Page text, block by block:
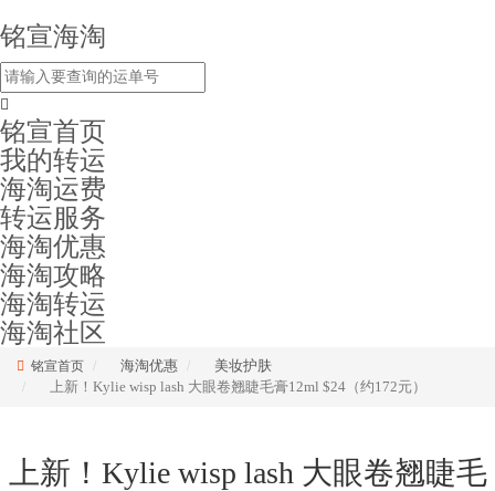
铭宣海淘
铭宣首页
我的转运
海淘运费
转运服务
海淘优惠
海淘攻略
海淘转运
海淘社区
铭宣首页 海淘优惠
美妆护肤
上新！Kylie wisp lash 大眼卷翘睫毛膏12ml $24（约172元）
上新！Kylie wisp lash 大眼卷翘睫毛